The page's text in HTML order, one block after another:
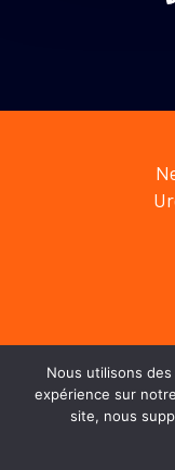
Copyright
Nous utilisons
expérience sur
site, nous